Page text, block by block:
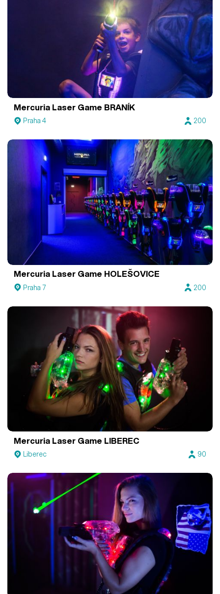
Mercuria Laser Game BRANÍK
Praha 4 200
Mercuria Laser Game HOLEŠOVICE
Praha 7 200
Mercuria Laser Game LIBEREC
Liberec 90